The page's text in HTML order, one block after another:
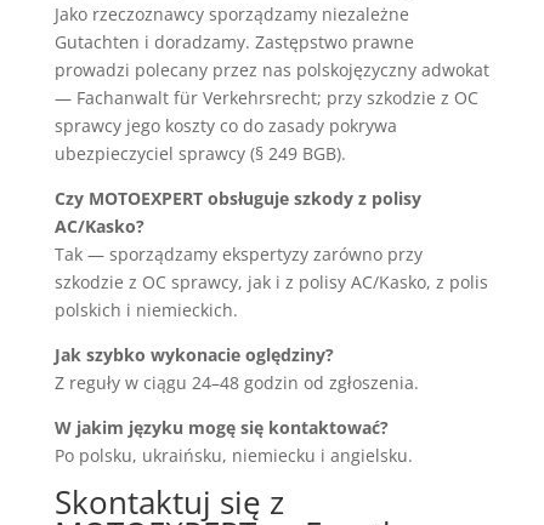
Jako rzeczoznawcy sporządzamy niezależne
Gutachten i doradzamy. Zastępstwo prawne
prowadzi polecany przez nas polskojęzyczny adwokat
— Fachanwalt für Verkehrsrecht; przy szkodzie z OC
sprawcy jego koszty co do zasady pokrywa
ubezpieczyciel sprawcy (§ 249 BGB).
Czy MOTOEXPERT obsługuje szkody z polisy
AC/Kasko?
Tak — sporządzamy ekspertyzy zarówno przy
szkodzie z OC sprawcy, jak i z polisy AC/Kasko, z polis
polskich i niemieckich.
Jak szybko wykonacie oględziny?
Z reguły w ciągu 24–48 godzin od zgłoszenia.
W jakim języku mogę się kontaktować?
Po polsku, ukraińsku, niemiecku i angielsku.
Skontaktuj się z